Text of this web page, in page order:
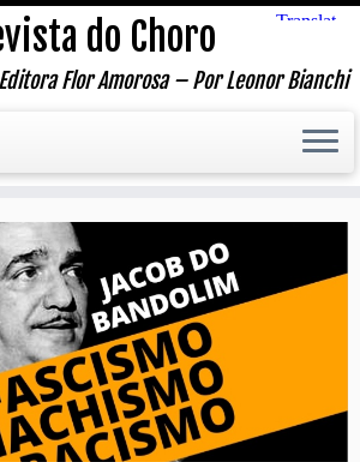
do Choro
Flor Amorosa – Por Leonor Bianchi